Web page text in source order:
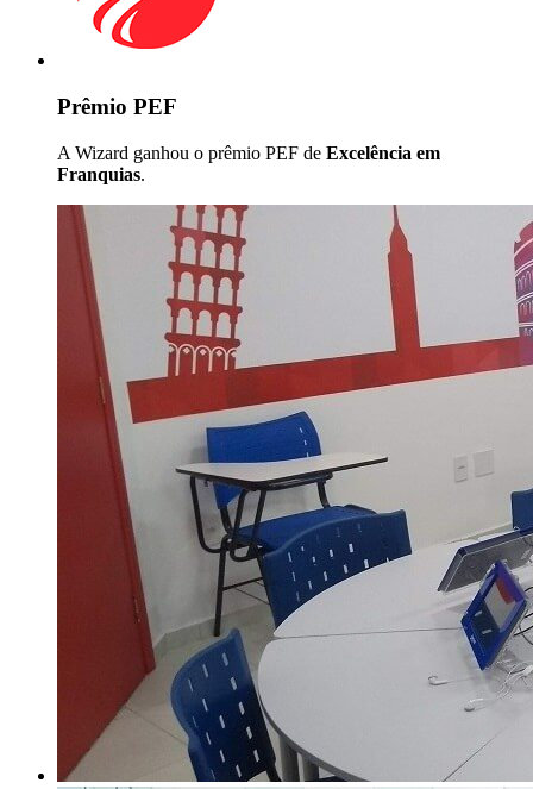
Prêmio PEF
A Wizard ganhou o prêmio PEF de Excelência em
Franquias.